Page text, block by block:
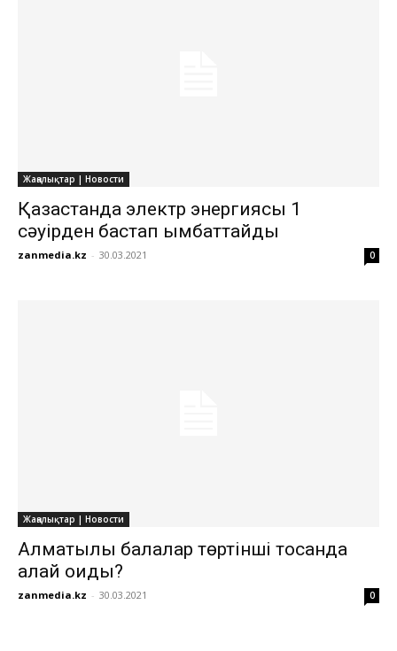
Жаңалықтар | Новости
Қазақстанда электр энергиясы 1
сәуірден бастап қымбаттайды
zanmedia.kz - 30.03.2021 0
Жаңалықтар | Новости
Алматылық балалар төртінші тоқсанда
қалай оқиды?
zanmedia.kz - 30.03.2021 0